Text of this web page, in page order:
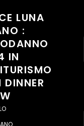
LUNA
:
IN
DINNER